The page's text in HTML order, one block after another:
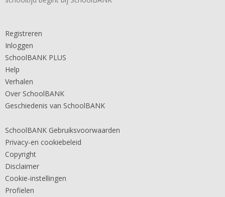
Registreren
Inloggen
SchoolBANK PLUS
Help
Verhalen
Over SchoolBANK
Geschiedenis van SchoolBANK
SchoolBANK Gebruiksvoorwaarden
Privacy-en cookiebeleid
Copyright
Disclaimer
Cookie-instellingen
Profielen